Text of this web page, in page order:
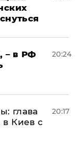
– в РФ
20:24
глава
Киев с
20:17